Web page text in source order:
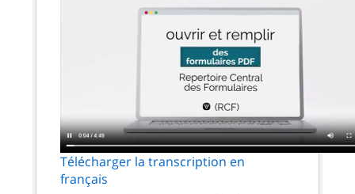
Télécharger la transcription en
français